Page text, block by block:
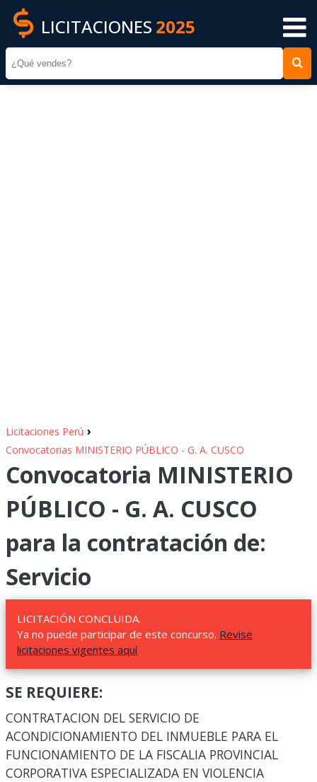
LICITACIONES 2025
Licitaciones Perú ›
Convocatorias MINISTERIO PÚBLICO - G. A. CUSCO
Convocatoria MINISTERIO
PÚBLICO - G. A. CUSCO
para la contratación de:
Servicio
LICITACIÓN CONCLUIDA.
Ya no puede participar de este concurso. Revise
licitaciones vigentes aquí
SE REQUIERE:
CONTRATACION DEL SERVICIO DE
ACONDICIONAMIENTO DEL INMUEBLE PARA EL
FUNCIONAMIENTO DE LA FISCALIA PROVINCIAL
CORPORATIVA ESPECIALIZADA EN VIOLENCIA